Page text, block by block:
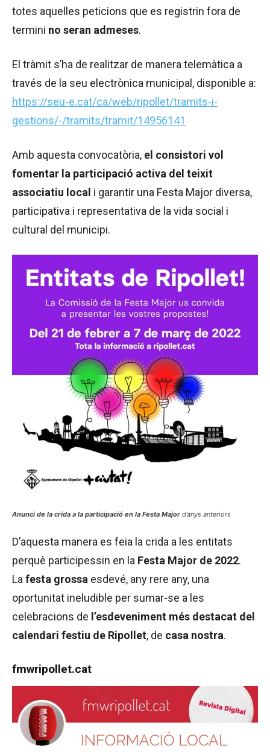
totes aquelles peticions que es registrin fora de
termini no seran admeses.
El tràmit s’ha de realitzar de manera telemàtica a
través de la seu electrònica municipal, disponible a:
https://seu-e.cat/ca/web/ripollet/tramits-i-
gestions/-/tramits/tramit/14956141
Amb aquesta convocatòria, el consistori vol
fomentar la participació activa del teixit
associatiu local i garantir una Festa Major diversa,
participativa i representativa de la vida social i
cultural del municipi.
Anunci de la crida a la participació en la Festa Major d’anys anteriors
D’aquesta manera es feia la crida a les entitats
perquè participessin en la Festa Major de 2022.
La festa grossa esdevé, any rere any, una
oportunitat ineludible per sumar-se a les
celebracions de l’esdeveniment més destacat del
calendari festiu de Ripollet, de casa nostra.
fmwripollet.cat